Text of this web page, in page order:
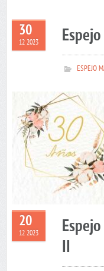
30
12 2023
ESPEJO
20
12 2023
II